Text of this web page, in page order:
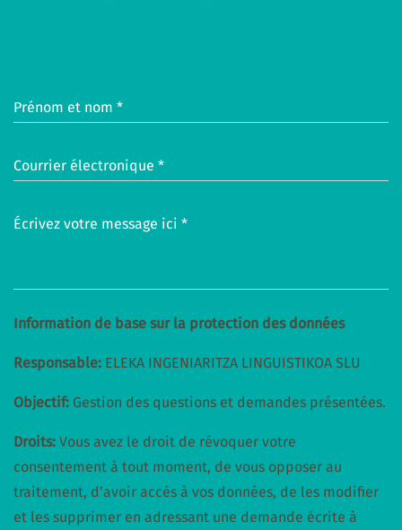
Prénom et nom *
Courrier électronique *
Écrivez votre message ici *
Information de base sur la protection des données
Responsable: ELEKA INGENIARITZA LINGUISTIKOA SLU
Objectif: Gestion des questions et demandes présentées.
Droits: Vous avez le droit de révoquer votre
consentement à tout moment, de vous opposer au
traitement, d’avoir accès à vos données, de les modifier
et les supprimer en adressant une demande écrite à